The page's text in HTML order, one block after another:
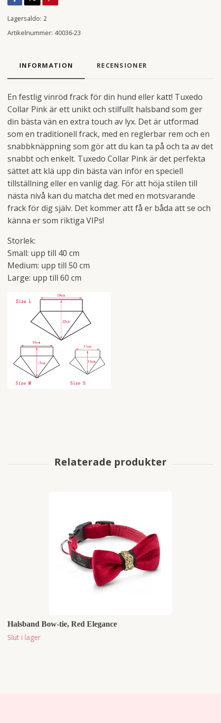
Lagersaldo: 2
Artikelnummer: 40036-23
INFORMATION RECENSIONER
En festlig vinröd frack för din hund eller katt! Tuxedo
Collar Pink är ett unikt och stilfullt halsband som ger
din bästa vän en extra touch av lyx. Det är utformad
som en traditionell frack, med en reglerbar rem och en
snabbknäppning som gör att du kan ta på och ta av det
snabbt och enkelt. Tuxedo Collar Pink är det perfekta
sättet att klä upp din bästa vän inför en speciell
tillställning eller en vanlig dag. För att höja stilen till
nästa nivå kan du matcha det med en motsvarande
frack för dig själv. Det kommer att få er båda att se och
känna er som riktiga VIPs!
Storlek:
Small: upp till 40 cm
Medium: upp till 50 cm
Large: upp till 60 cm
Halsband Bow-tie, Red Elegance
Slut i lager